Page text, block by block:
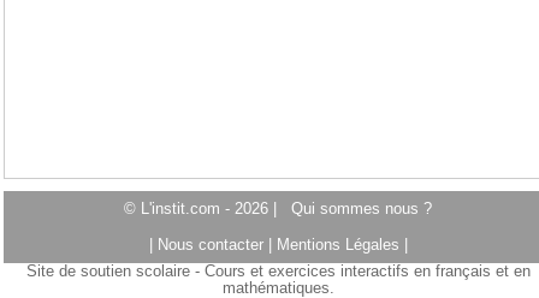
© L'instit.com - 2026 | Qui sommes nous ?
Nous contacter Mentions Légales
Site de soutien scolaire - Cours et exercices interactifs en français et en
mathématiques.